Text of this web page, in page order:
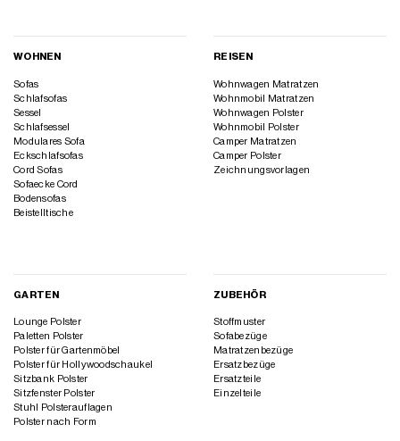
WOHNEN
Sofas
Schlafsofas
Sessel
Schlafsessel
Modulares Sofa
Eckschlafsofas
Cord Sofas
Sofaecke Cord
Bodensofas
Beistelltische
REISEN
Wohnwagen Matratzen
Wohnmobil Matratzen
Wohnwagen Polster
Wohnmobil Polster
Camper Matratzen
Camper Polster
Zeichnungsvorlagen
GARTEN
Lounge Polster
Paletten Polster
Polster für Gartenmöbel
Polster für Hollywoodschaukel
Sitzbank Polster
Sitzfenster Polster
Stuhl Polsterauflagen
Polster nach Form
ZUBEHÖR
Stoffmuster
Sofabezüge
Matratzenbezüge
Ersatzbezüge
Ersatzteile
Einzelteile